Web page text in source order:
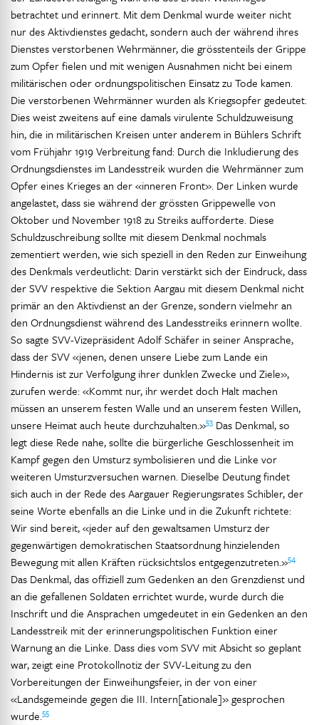
betrachtet und erinnert. Mit dem Denkmal wurde weiter nicht
nur des Aktivdienstes gedacht, sondern auch der während ihres
Dienstes verstorbenen Wehrmänner, die grösstenteils der Grippe
zum Opfer fielen und mit wenigen Ausnahmen nicht bei einem
militärischen oder ordnungspolitischen Einsatz zu Tode kamen.
Die verstorbenen Wehrmänner wurden als Kriegsopfer gedeutet.
Dies weist zweitens auf eine damals virulente Schuldzuweisung
hin, die in militärischen Kreisen unter anderem in Bühlers Schrift
vom Frühjahr 1919 Verbreitung fand: Durch die Inkludierung des
Ordnungsdienstes im Landesstreik wurden die Wehrmänner zum
Opfer eines Krieges an der «inneren Front». Der Linken wurde
angelastet, dass sie während der grössten Grippewelle von
Oktober und November 1918 zu Streiks aufforderte. Diese
Schuldzuschreibung sollte mit diesem Denkmal nochmals
zementiert werden, wie sich speziell in den Reden zur Einweihung
des Denkmals verdeutlicht: Darin verstärkt sich der Eindruck, dass
der SVV respektive die Sektion Aargau mit diesem Denkmal nicht
primär an den Aktivdienst an der Grenze, sondern vielmehr an
den Ordnungsdienst während des Landesstreiks erinnern wollte.
So sagte SVV-Vizepräsident Adolf Schäfer in seiner Ansprache,
dass der SVV «jenen, denen unsere Liebe zum Lande ein
Hindernis ist zur Verfolgung ihrer dunklen Zwecke und Ziele»,
zurufen werde: «Kommt nur, ihr werdet doch Halt machen
müssen an unserem festen Walle und an unserem festen Willen,
unsere Heimat auch heute durchzuhalten.»53 Das Denkmal, so
legt diese Rede nahe, sollte die bürgerliche Geschlossenheit im
Kampf gegen den Umsturz symbolisieren und die Linke vor
weiteren Umsturzversuchen warnen. Dieselbe Deutung findet
sich auch in der Rede des Aargauer Regierungsrates Schibler, der
seine Worte ebenfalls an die Linke und in die Zukunft richtete:
Wir sind bereit, «jeder auf den gewaltsamen Umsturz der
gegenwärtigen demokratischen Staatsordnung hinzielenden
Bewegung mit allen Kräften rücksichtslos entgegenzutreten.»54
Das Denkmal, das offiziell zum Gedenken an den Grenzdienst und
an die gefallenen Soldaten errichtet wurde, wurde durch die
Inschrift und die Ansprachen umgedeutet in ein Gedenken an den
Landesstreik mit der erinnerungspolitischen Funktion einer
Warnung an die Linke. Dass dies vom SVV mit Absicht so geplant
war, zeigt eine Protokollnotiz der SVV-Leitung zu den
Vorbereitungen der Einweihungsfeier, in der von einer
«Landsgemeinde gegen die III. Intern[ationale]» gesprochen
wurde.55